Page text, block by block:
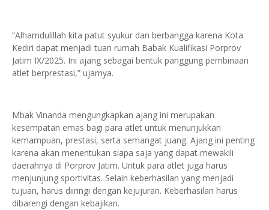
“Alhamdulillah kita patut syukur dan berbangga karena Kota
Kediri dapat menjadi tuan rumah Babak Kualifikasi Porprov
Jatim IX/2025. Ini ajang sebagai bentuk panggung pembinaan
atlet berprestasi,” ujarnya.
Mbak Vinanda mengungkapkan ajang ini merupakan
kesempatan emas bagi para atlet untuk menunjukkan
kemampuan, prestasi, serta semangat juang. Ajang ini penting
karena akan menentukan siapa saja yang dapat mewakili
daerahnya di Porprov Jatim. Untuk para atlet juga harus
menjunjung sportivitas. Selain keberhasilan yang menjadi
tujuan, harus diiringi dengan kejujuran. Keberhasilan harus
dibarengi dengan kebajikan.